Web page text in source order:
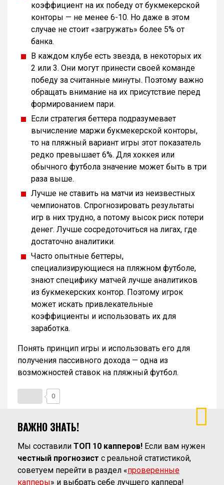
коэффициент на их победу от букмекерской
конторы — не менее 6-10. Но даже в этом
случае не стоит «загружать» более 5% от
банка.
В каждом клубе есть звезда, в некоторых их
2 или 3. Они могут принести своей команде
победу за считанные минуты. Поэтому важно
обращать внимание на их присутствие перед
формированием пари.
Если стратегия беттера подразумевает
вычисление маржи букмекерской конторы,
то на пляжный вариант игры этот показатель
редко превышает 6%. Для хоккея или
обычного футбола значение может быть в три
раза выше.
Лучше не ставить на матчи из неизвестных
чемпионатов. Спрогнозировать результаты
игр в них трудно, а потому высок риск потери
денег. Лучше сосредоточиться на лигах, где
достаточно аналитики.
Часто опытные беттеры,
специализирующиеся на пляжном футболе,
знают специфику матчей лучше аналитиков
из букмекерских контор. Поэтому игрок
может искать привлекательные
коэффициенты и использовать их для
заработка.
Понять принцип игры и использовать его для
получения пассивного дохода — одна из
возможностей ставок на пляжный футбол.
0
ВАЖНО ЗНАТЬ!
Мы составили ТОП 10 капперов! Если вам нужен
честный прогнозист с реальной статистикой,
советуем перейти в раздел «проверенные
капперы» и выбрать себе лучшего каппера!